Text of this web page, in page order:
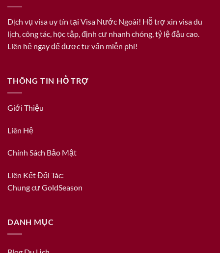
Dịch vụ visa uy tín tại Visa Nước Ngoài! Hỗ trợ xin visa du
lịch, công tác, học tập, định cư nhanh chóng, tỷ lệ đậu cao.
Liên hệ ngay để được tư vấn miễn phí!
THÔNG TIN HỖ TRỢ
Giới Thiệu
Liên Hệ
Chính Sách Bảo Mật
Liên Kết Đối Tác:
Chung cư GoldSeason
DANH MỤC